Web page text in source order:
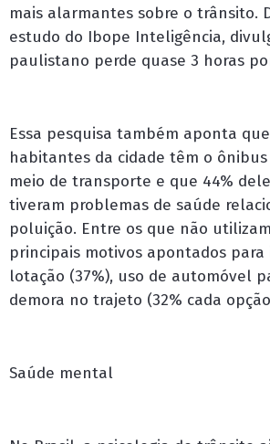
mais alarmantes sobre o trânsito.
estudo do Ibope Inteligência,
paulistano perde quase 3 horas
Essa pesquisa também aponta
habitantes da cidade têm o
meio de transporte e que 44%
tiveram problemas de saúde
poluição. Entre os que não
principais motivos apontados para
lotação (37%), uso de automóvel
demora no trajeto (32% cada
Saúde mental